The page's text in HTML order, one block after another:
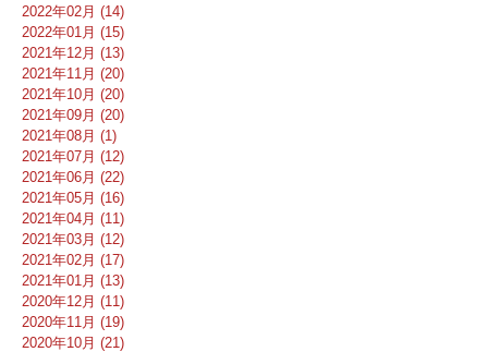
2022年02月 (14)
2022年01月 (15)
2021年12月 (13)
2021年11月 (20)
2021年10月 (20)
2021年09月 (20)
2021年08月 (1)
2021年07月 (12)
2021年06月 (22)
2021年05月 (16)
2021年04月 (11)
2021年03月 (12)
2021年02月 (17)
2021年01月 (13)
2020年12月 (11)
2020年11月 (19)
2020年10月 (21)